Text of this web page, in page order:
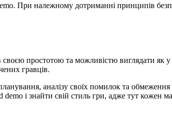
При належному дотриманні принципів
простотою та можливістю виглядати як у
гравців.
аналізу своїх помилок та
і знайти свій стиль гри, адже тут кожен